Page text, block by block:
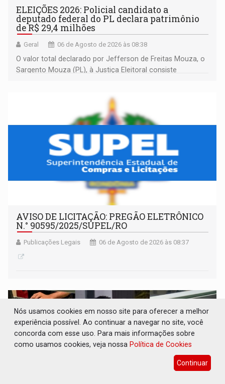
ELEIÇÕES 2026: Policial candidato a
deputado federal do PL declara patrimônio
de R$ 29,4 milhões
Geral 06 de Agosto de 2026 às 08:38
O valor total declarado por Jefferson de Freitas Mouza, o
Sargento Mouza (PL), à Justiça Eleitoral consiste
AVISO DE LICITAÇÃO: PREGÃO ELETRÔNICO
N.° 90595/2025/SUPEL/RO
Publicações Legais 06 de Agosto de 2026 às 08:37
Nós usamos cookies em nosso site para oferecer a melhor
experiência possível. Ao continuar a navegar no site, você
concorda com esse uso. Para mais informações sobre
como usamos cookies, veja nossa Política de Cookies
Continuar